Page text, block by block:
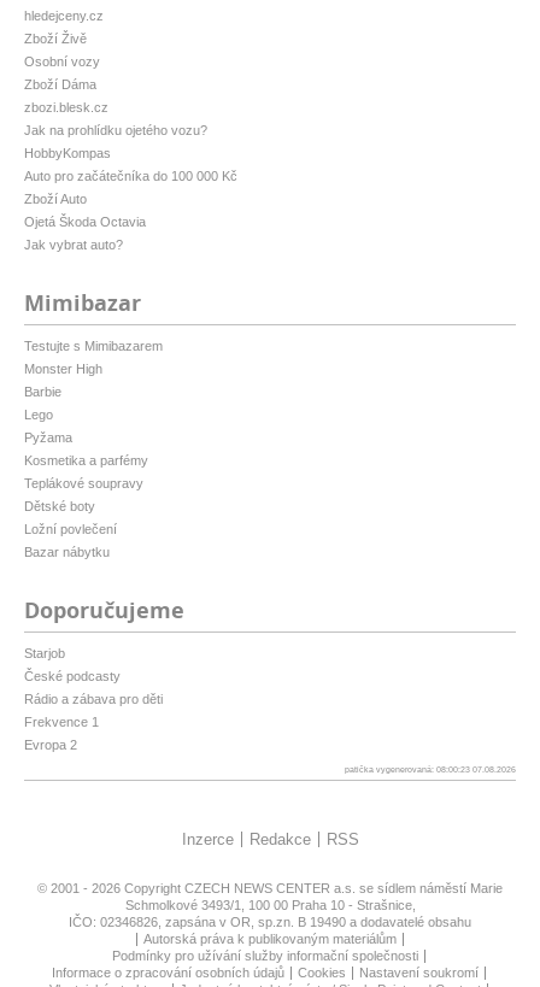
hledejceny.cz
Zboží Živě
Osobní vozy
Zboží Dáma
zbozi.blesk.cz
Jak na prohlídku ojetého vozu?
HobbyKompas
Auto pro začátečníka do 100 000 Kč
Zboží Auto
Ojetá Škoda Octavia
Jak vybrat auto?
Mimibazar
Testujte s Mimibazarem
Monster High
Barbie
Lego
Pyžama
Kosmetika a parfémy
Teplákové soupravy
Dětské boty
Ložní povlečení
Bazar nábytku
Doporučujeme
Starjob
České podcasty
Rádio a zábava pro děti
Frekvence 1
Evropa 2
patička vygenerovaná: 08:00:23 07.08.2026
Inzerce Redakce RSS
© 2001 - 2026 Copyright CZECH NEWS CENTER a.s. se sídlem náměstí Marie
Schmolkové 3493/1, 100 00 Praha 10 - Strašnice,
IČO: 02346826, zapsána v OR, sp.zn. B 19490 a dodavatelé obsahu
Autorská práva k publikovaným materiálům
Podmínky pro užívání služby informační společnosti
Informace o zpracování osobních údajů
Cookies
Nastavení soukromí